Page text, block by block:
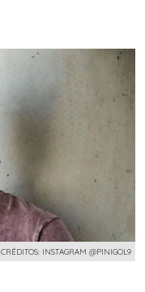
CRÉDITOS: INSTAGRAM @PINIGOL9